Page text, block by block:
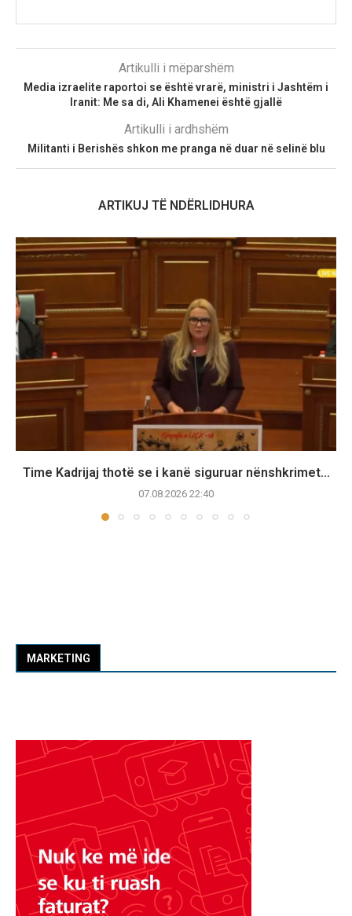
Artikulli i mëparshëm
Media izraelite raportoi se është vrarë, ministri i Jashtëm i
Iranit: Me sa di, Ali Khamenei është gjallë
Artikulli i ardhshëm
Militanti i Berishës shkon me pranga në duar në selinë blu
ARTIKUJ TË NDËRLIDHURA
Time Kadrijaj thotë se i kanë siguruar nënshkrimet...
07.08.2026 22:40
MARKETING